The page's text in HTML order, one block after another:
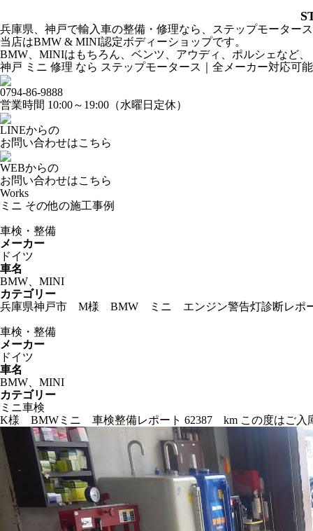
兵庫県、神戸で輸入車の整備・修理なら、ステップモータース
当店はBMW & MINI認定ボディーショップです。
BMW、MINIはもちろん、ベンツ、アウディ、ポルシェなど
神戸 ミニ 修理 なら ステップモータース｜全メーカー対応可能
0794-86-9888
営業時間 10:00～19:00（水曜日定休）
LINEからの
お問い合わせはこちら
WEBからの
お問い合わせはこちら
Works
ミニ その他の施工事例
車検・整備
メーカー
ドイツ
車名
BMW、MINI
カテゴリー
兵庫県神戸市 M様 BMW ミニ エンジン警告灯診断レポー
車検・整備
メーカー
ドイツ
車名
BMW、MINI
カテゴリー
ミニ車検
K様 BMWミニ 車検整備レポート 62387 km この度はご入